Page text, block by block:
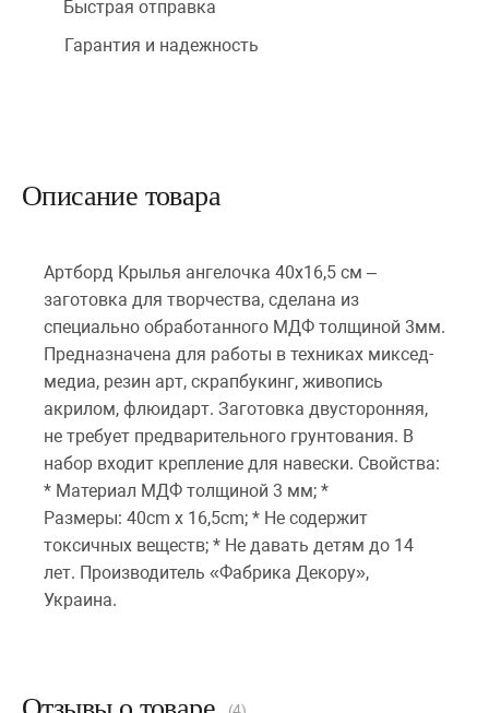
Быстрая отправка
Гарантия и надежность
Описание товара
Артборд Крылья ангелочка 40х16,5 см –
заготовка для творчества, сделана из
специально обработанного МДФ толщиной 3мм.
Предназначена для работы в техниках миксед-
медиа, резин арт, скрапбукинг, живопись
акрилом, флюидарт. Заготовка двусторонняя,
не требует предварительного грунтования. В
набор входит крепление для навески. Свойства:
* Материал МДФ толщиной 3 мм; *
Размеры: 40cm x 16,5cm; * Не содержит
токсичных веществ; * Не давать детям до 14
лет. Производитель «Фабрика Декору»,
Украина.